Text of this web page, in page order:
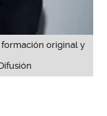
formación original y